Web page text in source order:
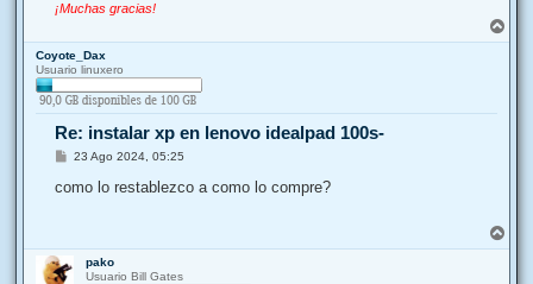
¡Muchas gracias!
r
Coyote_Dax
Usuario linuxero
Re: instalar xp en lenovo idealpad 100s-
M
n
23 Ago 2024, 05:25
como lo restablezco a como lo compre?
r
pako
Usuario Bill Gates